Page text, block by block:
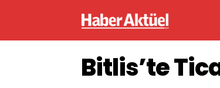
Bitlis’te